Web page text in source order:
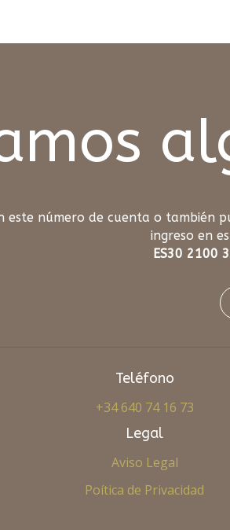
este número de cuenta o
ingreso en
ES30 2100
Teléfono
+34 640 74 16 73
Legal
Aviso Legal
Poítica de Privacidad